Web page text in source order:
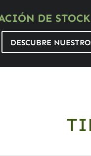
DE STOCK
DESCUBRE